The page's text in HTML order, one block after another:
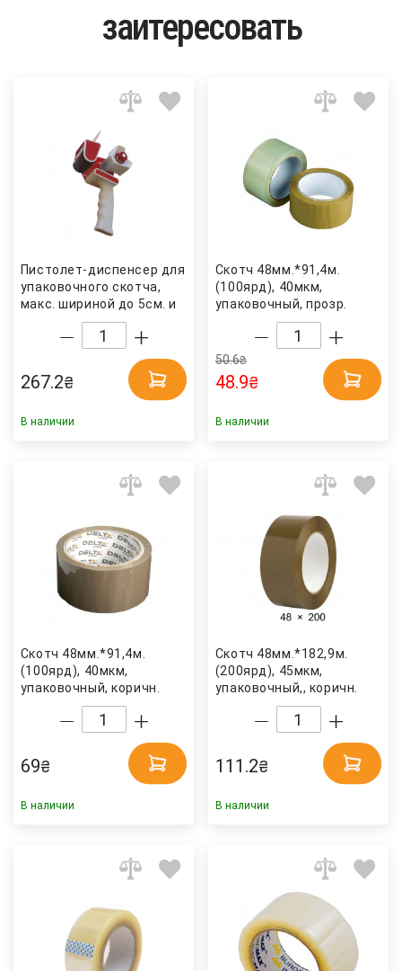
заитересовать
Пистолет-диспенсер для
упаковочного скотча,
макс. шириной до 5см. и
длиной 200м., фикс.
лезвие Китай
267.2₴
В наличии
Скотч 48мм.*91,4м.
(100ярд), 40мкм,
упаковочный, прозр.
50.6₴
48.9₴
В наличии
Скотч 48мм.*91,4м.
(100ярд), 40мкм,
упаковочный, коричн.
Axent Delta
69₴
В наличии
Скотч 48мм.*182,9м.
(200ярд), 45мкм,
упаковочный,, коричн.
111.2₴
В наличии